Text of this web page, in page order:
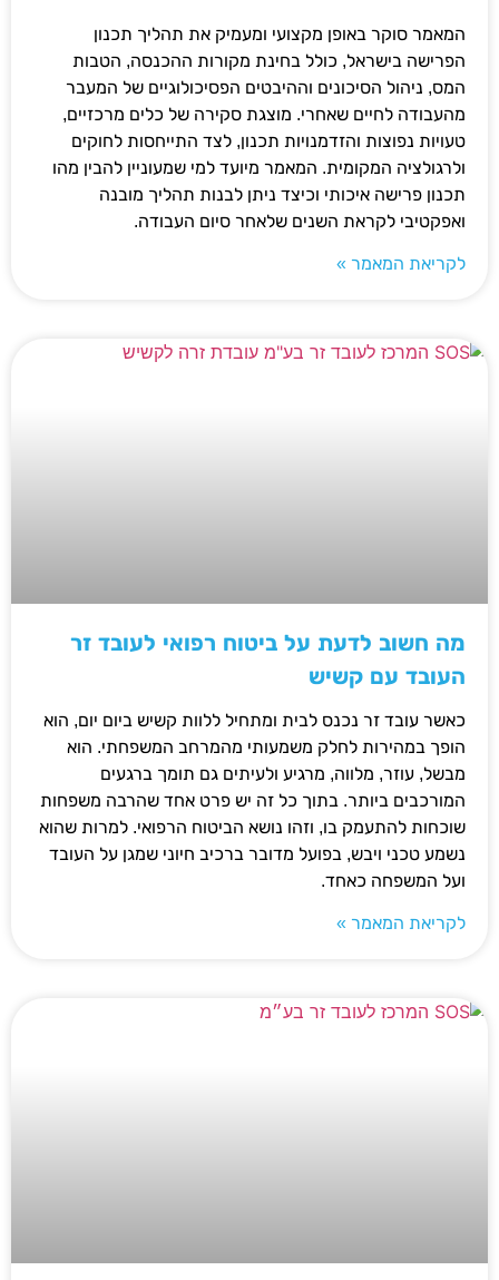
המאמר סוקר באופן מקצועי ומעמיק את תהליך תכנון
הפרישה בישראל, כולל בחינת מקורות ההכנסה, הטבות
המס, ניהול הסיכונים וההיבטים הפסיכולוגיים של המעבר
מהעבודה לחיים שאחרי. מוצגת סקירה של כלים מרכזיים,
טעויות נפוצות והזדמנויות תכנון, לצד התייחסות לחוקים
ולרגולציה המקומית. המאמר מיועד למי שמעוניין להבין מהו
תכנון פרישה איכותי וכיצד ניתן לבנות תהליך מובנה
ואפקטיבי לקראת השנים שלאחר סיום העבודה.
לקריאת המאמר »
מה חשוב לדעת על ביטוח רפואי לעובד זר
העובד עם קשיש
כאשר עובד זר נכנס לבית ומתחיל ללוות קשיש ביום יום, הוא
הופך במהירות לחלק משמעותי מהמרחב המשפחתי. הוא
מבשל, עוזר, מלווה, מרגיע ולעיתים גם תומך ברגעים
המורכבים ביותר. בתוך כל זה יש פרט אחד שהרבה משפחות
שוכחות להתעמק בו, וזהו נושא הביטוח הרפואי. למרות שהוא
נשמע טכני ויבש, בפועל מדובר ברכיב חיוני שמגן על העובד
ועל המשפחה כאחד.
לקריאת המאמר »